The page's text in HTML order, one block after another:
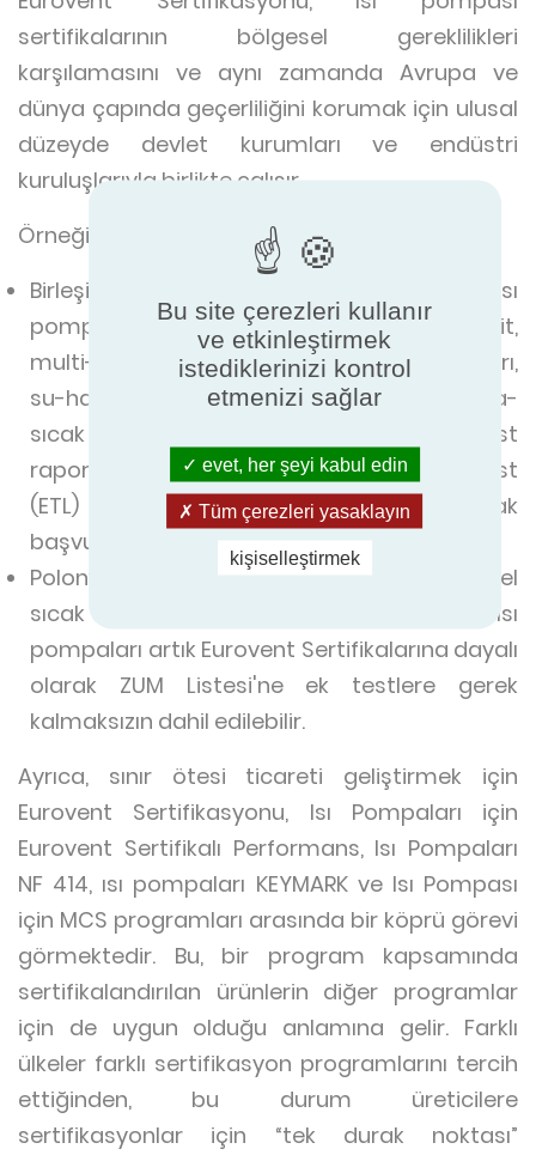
sertifikalarının bölgesel gereklilikleri
karşılamasını ve aynı zamanda Avrupa ve
dünya çapında geçerliliğini korumak için ulusal
düzeyde devlet kurumları ve endüstri
kuruluşlarıyla birlikte çalışır.
Örneğin:
Birleşik Krallık'ta, çatı tipi üniteler, hava-su ısı
pompaları, hava-hava ısı pompaları (split,
multi-split), su veya tuzlu su-su ısı pompaları,
su-hava ısı pompaları (multi-split) ve hava-
sıcak su ısı pompaları sertifikalı üreticileri, test
raporlarını kullanarak Energy Technology List
(ETL) sertifikasına ücretsiz olarak
başvurabilirler.
Polonya'da jeotermal (su-su dahil), evsel
sıcak su (DHW) için hava-su ve hava-hava ısı
pompaları artık Eurovent Sertifikalarına dayalı
olarak ZUM Listesi'ne ek testlere gerek
kalmaksızın dahil edilebilir.
Ayrıca, sınır ötesi ticareti geliştirmek için
Eurovent Sertifikasyonu, Isı Pompaları için
Eurovent Sertifikalı Performans, Isı Pompaları
NF 414, ısı pompaları KEYMARK ve Isı Pompası
için MCS programları arasında bir köprü görevi
görmektedir. Bu, bir program kapsamında
sertifikalandırılan ürünlerin diğer programlar
için de uygun olduğu anlamına gelir. Farklı
ülkeler farklı sertifikasyon programlarını tercih
ettiğinden, bu durum üreticilere
sertifikasyonlar için “tek durak noktası”
Bu site çerezleri kullanır
ve etkinleştirmek
istediklerinizi kontrol
etmenizi sağlar
evet, her şeyi kabul edin
Tüm çerezleri yasaklayın
kişiselleştirmek